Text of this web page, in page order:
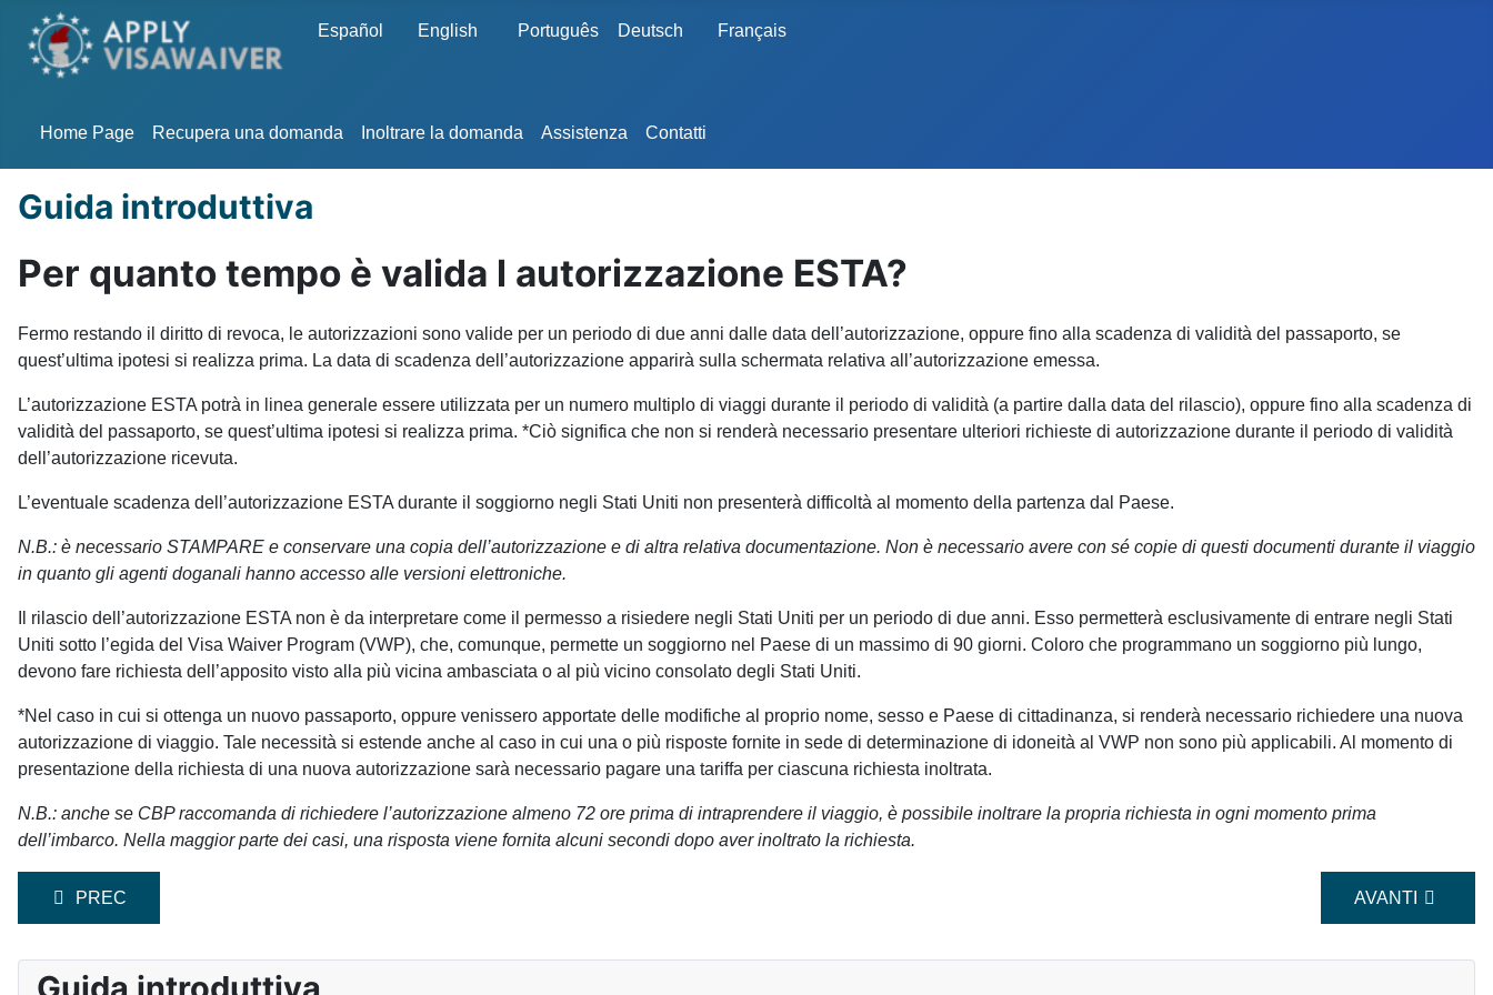
Seleziona la tua lingua
Español English Português Deutsch Français
Home Page Recupera una domanda Inoltrare la domanda Assistenza Contatti
Guida introduttiva
Per quanto tempo è valida l autorizzazione ESTA?
Fermo restando il diritto di revoca, le autorizzazioni sono valide per un periodo di due anni dalle data dell’autorizzazione, oppure fino alla scadenza di validità del passaporto, se
quest’ultima ipotesi si realizza prima. La data di scadenza dell’autorizzazione apparirà sulla schermata relativa all’autorizzazione emessa.
L’autorizzazione ESTA potrà in linea generale essere utilizzata per un numero multiplo di viaggi durante il periodo di validità (a partire dalla data del rilascio), oppure fino alla scadenza di
validità del passaporto, se quest’ultima ipotesi si realizza prima. *Ciò significa che non si renderà necessario presentare ulteriori richieste di autorizzazione durante il periodo di validità
dell’autorizzazione ricevuta.
L’eventuale scadenza dell’autorizzazione ESTA durante il soggiorno negli Stati Uniti non presenterà difficoltà al momento della partenza dal Paese.
N.B.: è necessario STAMPARE e conservare una copia dell’autorizzazione e di altra relativa documentazione. Non è necessario avere con sé copie di questi documenti durante il viaggio
in quanto gli agenti doganali hanno accesso alle versioni elettroniche.
Il rilascio dell’autorizzazione ESTA non è da interpretare come il permesso a risiedere negli Stati Uniti per un periodo di due anni. Esso permetterà esclusivamente di entrare negli Stati
Uniti sotto l’egida del Visa Waiver Program (VWP), che, comunque, permette un soggiorno nel Paese di un massimo di 90 giorni. Coloro che programmano un soggiorno più lungo,
devono fare richiesta dell’apposito visto alla più vicina ambasciata o al più vicino consolato degli Stati Uniti.
*Nel caso in cui si ottenga un nuovo passaporto, oppure venissero apportate delle modifiche al proprio nome, sesso e Paese di cittadinanza, si renderà necessario richiedere una nuova
autorizzazione di viaggio. Tale necessità si estende anche al caso in cui una o più risposte fornite in sede di determinazione di idoneità al VWP non sono più applicabili. Al momento di
presentazione della richiesta di una nuova autorizzazione sarà necessario pagare una tariffa per ciascuna richiesta inoltrata.
N.B.: anche se CBP raccomanda di richiedere l’autorizzazione almeno 72 ore prima di intraprendere il viaggio, è possibile inoltrare la propria richiesta in ogni momento prima
dell’imbarco. Nella maggior parte dei casi, una risposta viene fornita alcuni secondi dopo aver inoltrato la richiesta.
ARTICOLO PRECEDENTE: PERCHÉ È NECESSARIO RICHIEDERE UN AUTORIZZAZIONE ESTA?
PREC ARTICOLO
AVANTI